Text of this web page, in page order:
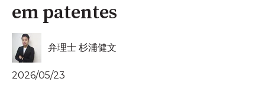
em patentes
弁理士 杉浦健文
2026/05/23